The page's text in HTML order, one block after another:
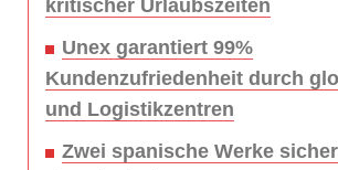
kritischer Urlaubszeiten
Unex garantiert 99%
Kundenzufriedenheit durch
und Logistikzentren
Zwei spanische Werke